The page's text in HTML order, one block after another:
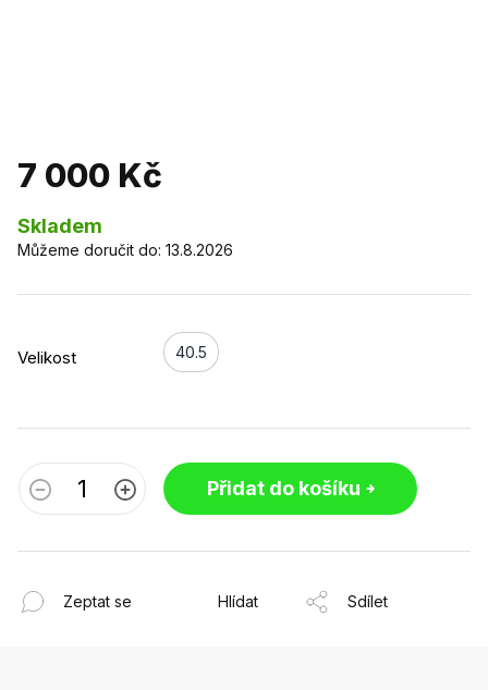
7 000 Kč
Skladem
Velikost 40.5
Můžeme doručit do: 13.8.2026
Přidat do košíku
Zeptat se Hlídat Sdílet